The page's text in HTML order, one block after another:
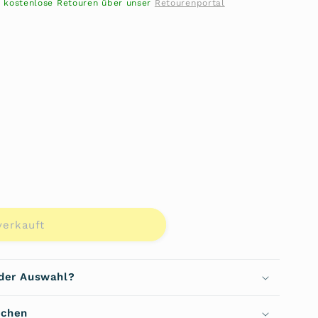
Retouren über unser Retourenportal
Auswahl?